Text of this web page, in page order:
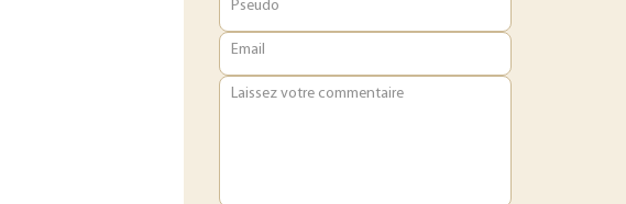
Pseudo
Email
Laissez votre commentaire